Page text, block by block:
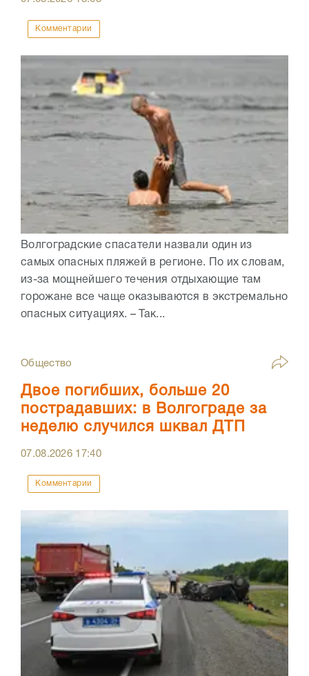
Комментарии
Волгоградские спасатели назвали один из
самых опасных пляжей в регионе. По их словам,
из-за мощнейшего течения отдыхающие там
горожане все чаще оказываются в экстремально
опасных ситуациях. – Так...
Общество
Двое погибших, больше 20
пострадавших: в Волгограде за
неделю случился шквал ДТП
07.08.2026 17:40
Комментарии